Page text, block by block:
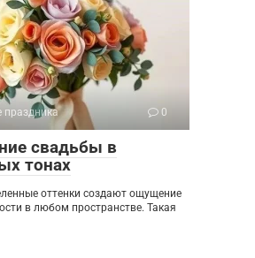
0
свадьбы в
тонах
оттенки создают ощущение
в любом пространстве. Такая